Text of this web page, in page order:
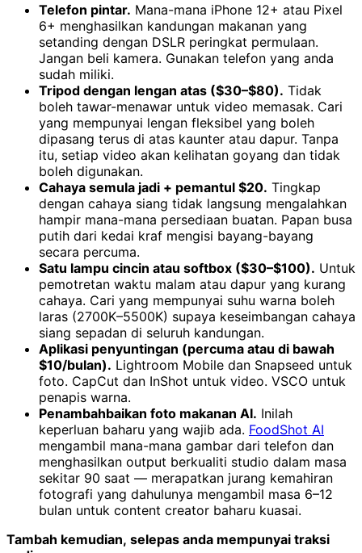
Telefon pintar. Mana-mana iPhone 12+ atau Pixel
6+ menghasilkan kandungan makanan yang
setanding dengan DSLR peringkat permulaan.
Jangan beli kamera. Gunakan telefon yang anda
sudah miliki.
Tripod dengan lengan atas ($30–$80). Tidak
boleh tawar-menawar untuk video memasak. Cari
yang mempunyai lengan fleksibel yang boleh
dipasang terus di atas kaunter atau dapur. Tanpa
itu, setiap video akan kelihatan goyang dan tidak
boleh digunakan.
Cahaya semula jadi + pemantul $20. Tingkap
dengan cahaya siang tidak langsung mengalahkan
hampir mana-mana persediaan buatan. Papan busa
putih dari kedai kraf mengisi bayang-bayang
secara percuma.
Satu lampu cincin atau softbox ($30–$100). Untuk
pemotretan waktu malam atau dapur yang kurang
cahaya. Cari yang mempunyai suhu warna boleh
laras (2700K–5500K) supaya keseimbangan cahaya
siang sepadan di seluruh kandungan.
Aplikasi penyuntingan (percuma atau di bawah
$10/bulan). Lightroom Mobile dan Snapseed untuk
foto. CapCut dan InShot untuk video. VSCO untuk
penapis warna.
Penambahbaikan foto makanan AI. Inilah
keperluan baharu yang wajib ada. FoodShot AI
mengambil mana-mana gambar dari telefon dan
menghasilkan output berkualiti studio dalam masa
sekitar 90 saat — merapatkan jurang kemahiran
fotografi yang dahulunya mengambil masa 6–12
bulan untuk content creator baharu kuasai.
Tambah kemudian, selepas anda mempunyai traksi